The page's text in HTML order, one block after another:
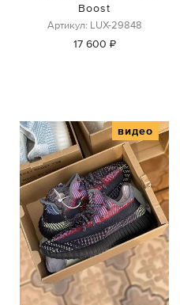
Boost
Артикул: LUX-29848
17 600 ₽
видео